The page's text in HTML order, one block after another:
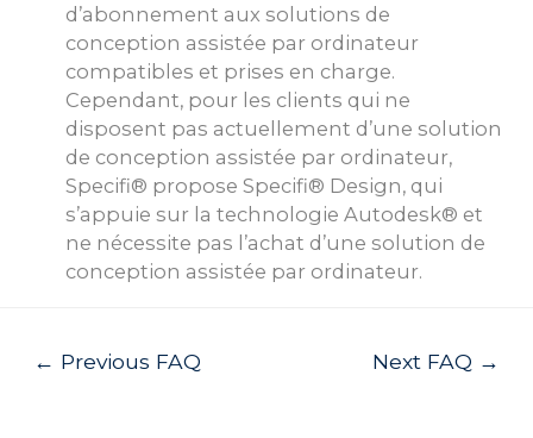
d’abonnement aux solutions de
conception assistée par ordinateur
compatibles et prises en charge.
Cependant, pour les clients qui ne
disposent pas actuellement d’une solution
de conception assistée par ordinateur,
Specifi® propose Specifi® Design, qui
s’appuie sur la technologie Autodesk® et
ne nécessite pas l’achat d’une solution de
conception assistée par ordinateur.
← Previous FAQ Next FAQ →